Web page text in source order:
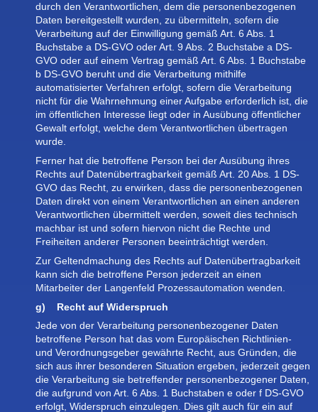
durch den Verantwortlichen, dem die personenbezogenen
Daten bereitgestellt wurden, zu übermitteln, sofern die
Verarbeitung auf der Einwilligung gemäß Art. 6 Abs. 1
Buchstabe a DS-GVO oder Art. 9 Abs. 2 Buchstabe a DS-
GVO oder auf einem Vertrag gemäß Art. 6 Abs. 1 Buchstabe
b DS-GVO beruht und die Verarbeitung mithilfe
automatisierter Verfahren erfolgt, sofern die Verarbeitung
nicht für die Wahrnehmung einer Aufgabe erforderlich ist, die
im öffentlichen Interesse liegt oder in Ausübung öffentlicher
Gewalt erfolgt, welche dem Verantwortlichen übertragen
wurde.
Ferner hat die betroffene Person bei der Ausübung ihres
Rechts auf Datenübertragbarkeit gemäß Art. 20 Abs. 1 DS-
GVO das Recht, zu erwirken, dass die personenbezogenen
Daten direkt von einem Verantwortlichen an einen anderen
Verantwortlichen übermittelt werden, soweit dies technisch
machbar ist und sofern hiervon nicht die Rechte und
Freiheiten anderer Personen beeinträchtigt werden.
Zur Geltendmachung des Rechts auf Datenübertragbarkeit
kann sich die betroffene Person jederzeit an einen
Mitarbeiter der Langenfeld Prozessautomation wenden.
g) Recht auf Widerspruch
Jede von der Verarbeitung personenbezogener Daten
betroffene Person hat das vom Europäischen Richtlinien-
und Verordnungsgeber gewährte Recht, aus Gründen, die
sich aus ihrer besonderen Situation ergeben, jederzeit gegen
die Verarbeitung sie betreffender personenbezogener Daten,
die aufgrund von Art. 6 Abs. 1 Buchstaben e oder f DS-GVO
erfolgt, Widerspruch einzulegen. Dies gilt auch für ein auf